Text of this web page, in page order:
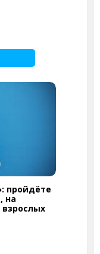
пройдёте
на